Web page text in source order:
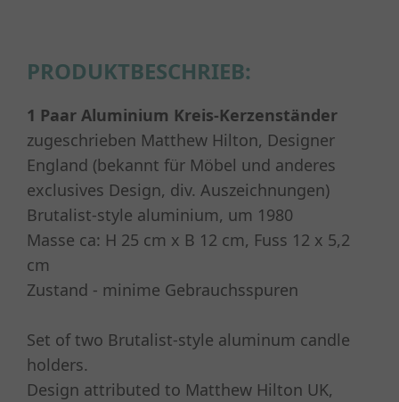
PRODUKTBESCHRIEB:
1 Paar Aluminium Kreis-Kerzenständer
zugeschrieben Matthew Hilton, Designer
England (bekannt für Möbel und anderes
exclusives Design, div. Auszeichnungen)
Brutalist-style aluminium, um 1980
Masse ca: H 25 cm x B 12 cm, Fuss 12 x 5,2
cm
Zustand - minime Gebrauchsspuren
Set of two Brutalist-style aluminum candle
holders.
Design attributed to Matthew Hilton UK,